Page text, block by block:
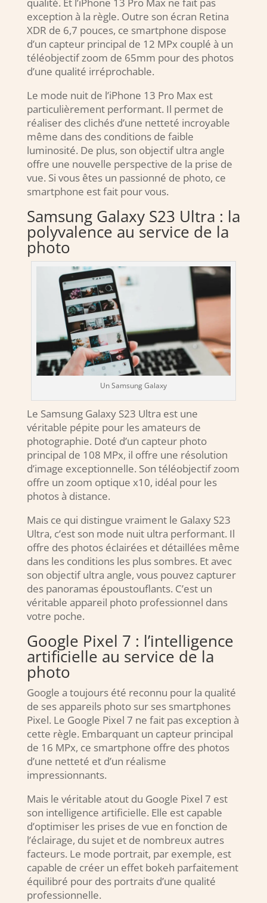
exception à la règle. Outre son écran Retina
XDR de 6,7 pouces, ce smartphone dispose
d’un capteur principal de 12 MPx couplé à un
téléobjectif zoom de 65mm pour des photos
d’une qualité irréprochable.
Le mode nuit de l’iPhone 13 Pro Max est
particulièrement performant. Il permet de
réaliser des clichés d’une netteté incroyable
même dans des conditions de faible
luminosité. De plus, son objectif ultra angle
offre une nouvelle perspective de la prise de
vue. Si vous êtes un passionné de photo, ce
smartphone est fait pour vous.
Samsung Galaxy S23 Ultra : la
polyvalence au service de la
photo
Un Samsung Galaxy
Le Samsung Galaxy S23 Ultra est une
véritable pépite pour les amateurs de
photographie. Doté d’un capteur photo
principal de 108 MPx, il offre une résolution
d’image exceptionnelle. Son téléobjectif zoom
offre un zoom optique x10, idéal pour les
photos à distance.
Mais ce qui distingue vraiment le Galaxy S23
Ultra, c’est son mode nuit ultra performant. Il
offre des photos éclairées et détaillées même
dans les conditions les plus sombres. Et avec
son objectif ultra angle, vous pouvez capturer
des panoramas époustouflants. C’est un
véritable appareil photo professionnel dans
votre poche.
Google Pixel 7 : l’intelligence
artificielle au service de la
photo
Google a toujours été reconnu pour la qualité
de ses appareils photo sur ses smartphones
Pixel. Le Google Pixel 7 ne fait pas exception à
cette règle. Embarquant un capteur principal
de 16 MPx, ce smartphone offre des photos
d’une netteté et d’un réalisme
impressionnants.
Mais le véritable atout du Google Pixel 7 est
son intelligence artificielle. Elle est capable
d’optimiser les prises de vue en fonction de
l’éclairage, du sujet et de nombreux autres
facteurs. Le mode portrait, par exemple, est
capable de créer un effet bokeh parfaitement
équilibré pour des portraits d’une qualité
professionnelle.